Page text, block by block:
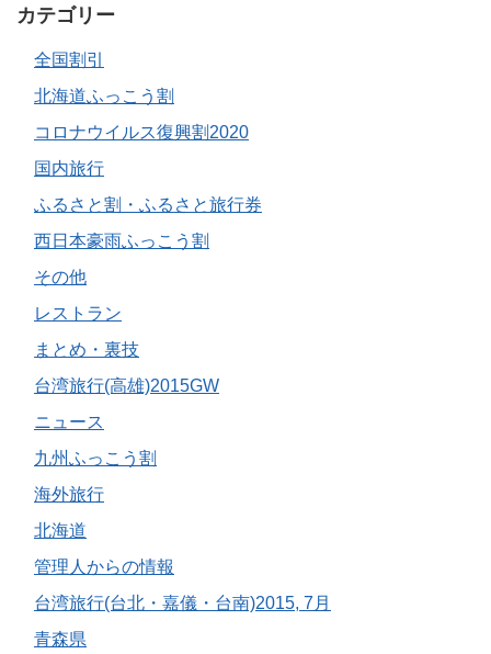
カテゴリー
全国割引
北海道ふっこう割
コロナウイルス復興割2020
国内旅行
ふるさと割・ふるさと旅行券
西日本豪雨ふっこう割
その他
レストラン
まとめ・裏技
台湾旅行(高雄)2015GW
ニュース
九州ふっこう割
海外旅行
北海道
管理人からの情報
台湾旅行(台北・嘉儀・台南)2015, 7月
青森県